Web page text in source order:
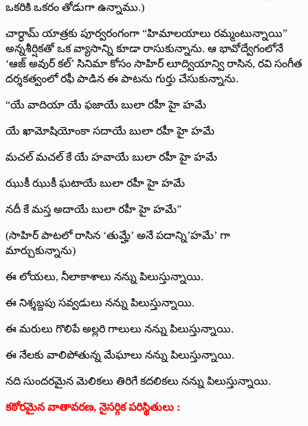
ఒకరికి ఒకరం తోడుగా ఉన్నాము.)
చార్ధామ్ యాత్రకు పూర్వరంగంగా “హిమాలయాలు రమ్మంటున్నాయి”
అన్నశీర్షికతో ఒక వ్యాసాన్ని కూడా రాసుకున్నాను. ఆ భావోద్వేగంలోనే
‘ఆజ్ అవుర్ కల్’ సినిమా కోసం సాహిర్ లూద్వియాన్వి రాసిన, రవి సంగీత
దర్శకత్వంలో రఫీ పాడిన ఈ పాటను గుర్తు చేసుకున్నాను.
“యే వాదియా యే ఫజాయే బులా రహీ హై హమే
యే ఖామోషియోంకా సదాయే బులా రహీ హై హమే
మచల్ మచల్ కే యే హవాయే బులా రహీ హై హమే
ఝుకీ ఝుకీ ఘటాయే బులా రహీ హై హమే
నదీ కే మస్త అదాయే బులా రహీ హై హమే”
(సాహిర్ పాటలో రాసిన ‘తుమ్హే’ అనే పదాన్ని’హమే’ గా
మార్చుకున్నాను)
ఈ లోయలు, నీలాకాశాలు నన్ను పిలుస్తున్నాయి.
ఈ నిశ్శబ్దపు సవ్వడులు నన్ను పిలుస్తున్నాయి.
ఈ మరులు గొలిపే అల్లరి గాలులు నన్ను పిలుస్తున్నాయి.
ఈ నేలకు వాలిపోతున్న మేఘాలు నన్ను పిలుస్తున్నాయి.
నది సుందరమైన మెలికలు తిరిగే కదలికలు నన్ను పిలుస్తున్నాయి.
కఠోరమైన వాతావరణ, నైసర్గిక పరిస్థితులు :